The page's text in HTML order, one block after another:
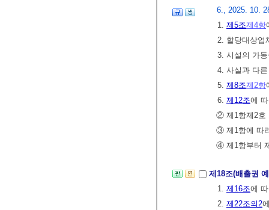
6., 2025. 10.
1. 제5조제4항
2. 할당대상업
3. 시설의 가
4. 사실과 다
5. 제8조제2항
6. 제12조에
② 제1항제2호
③ 제1항에 따
④ 제1항부터
제18조(배출권
1. 제16조에
2. 제22조의2